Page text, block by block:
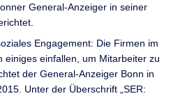
General-Anzeiger in seiner
Engagement: Die Firmen im
einiges einfallen, um Mitarbeiter zu
der General-Anzeiger Bonn in
Unter der Überschrift „SER: